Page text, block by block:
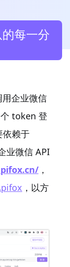
每一分
用企业微信
token 登
依赖于
业微信 API
，
，以方